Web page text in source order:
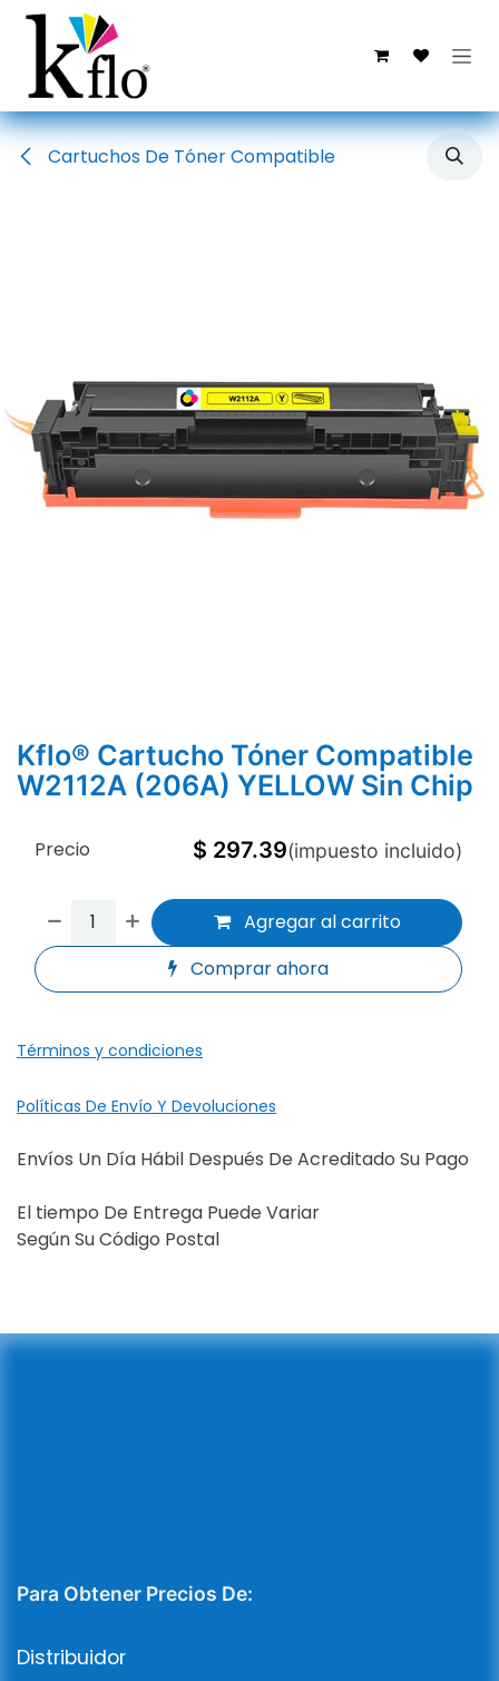
Ir al contenido
Cartuchos De Tóner Compatible
Kflo® Cartucho Tóner Compatible
W2112A (206A) YELLOW Sin Chip
Agregar al carrito
Comprar ahora
Precio $ 297.39(impuesto incluido)
Términos y condiciones
Políticas De Envío Y Devoluciones
Envíos Un Día Hábil Después De Acreditado Su Pago
El tiempo De Entrega Puede Variar
Según Su Código Postal
Para Obtener Precios De:
Distribuidor